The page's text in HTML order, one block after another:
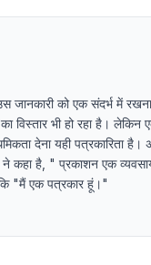
जानकारी को एक संदर्भ में
भी हो रहा है। लेकिन
देना यही पत्रकारिता है।
ने कहा है, " प्रकाशन एक
"मैं एक पत्रकार हूं।"